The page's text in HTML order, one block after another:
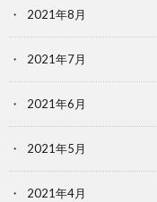
2021年8月
2021年7月
2021年6月
2021年5月
2021年4月